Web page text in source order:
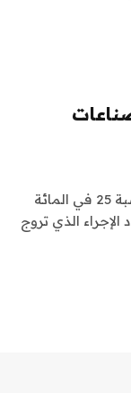
فرضت حكومة الولايات المتحدة تعريفة بنسبة 25 في المائة
الذي تروج